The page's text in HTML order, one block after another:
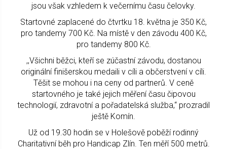
jsou však vzhledem k večernímu času čelovky.
Startovné zaplacené do čtvrtku 18. května je 350 Kč,
pro tandemy 700 Kč. Na místě v den závodu 400 Kč,
pro tandemy 800 Kč.
,,Všichni běžci, kteří se zúčastní závodu, dostanou
originální finišerskou medaili v cíli a občerstvení v cíli.
Těšit se mohou i na ceny od partnerů. V ceně
startovného je také jejich měření času čipovou
technologií, zdravotní a pořadatelská služba,“ prozradil
ještě Komín.
Už od 19.30 hodin se v Holešově poběží rodinný
Charitativní běh pro Handicap Zlín. Ten měří 500 metrů.